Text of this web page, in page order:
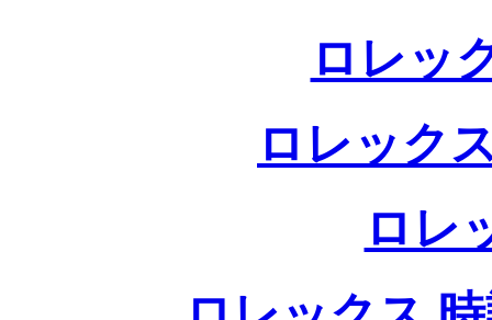
ロレッ
ロレック
ロレ